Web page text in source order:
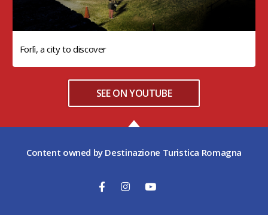
Forlì, a city to discover
SEE ON YOUTUBE
Content owned by Destinazione Turistica Romagna